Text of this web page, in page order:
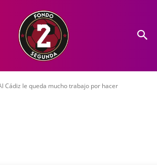
Cádiz le queda mucho trabajo por hacer